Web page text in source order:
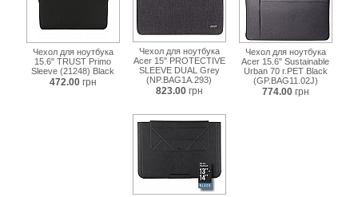
Чехол для ноутбука
15.6" TRUST Primo
Sleeve (21248) Black
472.00 грн
Чехол для ноутбука
Acer 15" PROTECTIVE
SLEEVE DUAL Grey
(NP.BAG1A.293)
823.00 грн
Чехол для ноутбука
Acer 15.6" Sustainable
Urban 70 r.PET Black
(GP.BAG11.02J)
774.00 грн